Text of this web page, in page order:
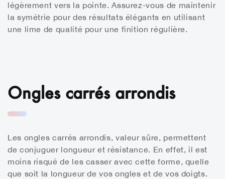
légèrement vers la pointe.Assurez-vous de maintenir
la symétrie pour des résultats élégants en utilisant
une lime de qualité pour une finition régulière.
Ongles carrés arrondis
Les ongles carrés arrondis, valeur sûre, permettent
de conjuguer longueur et résistance. En effet, il est
moins risqué de les casser avec cette forme, quelle
que soit la longueur de vos ongles et de vos doigts.